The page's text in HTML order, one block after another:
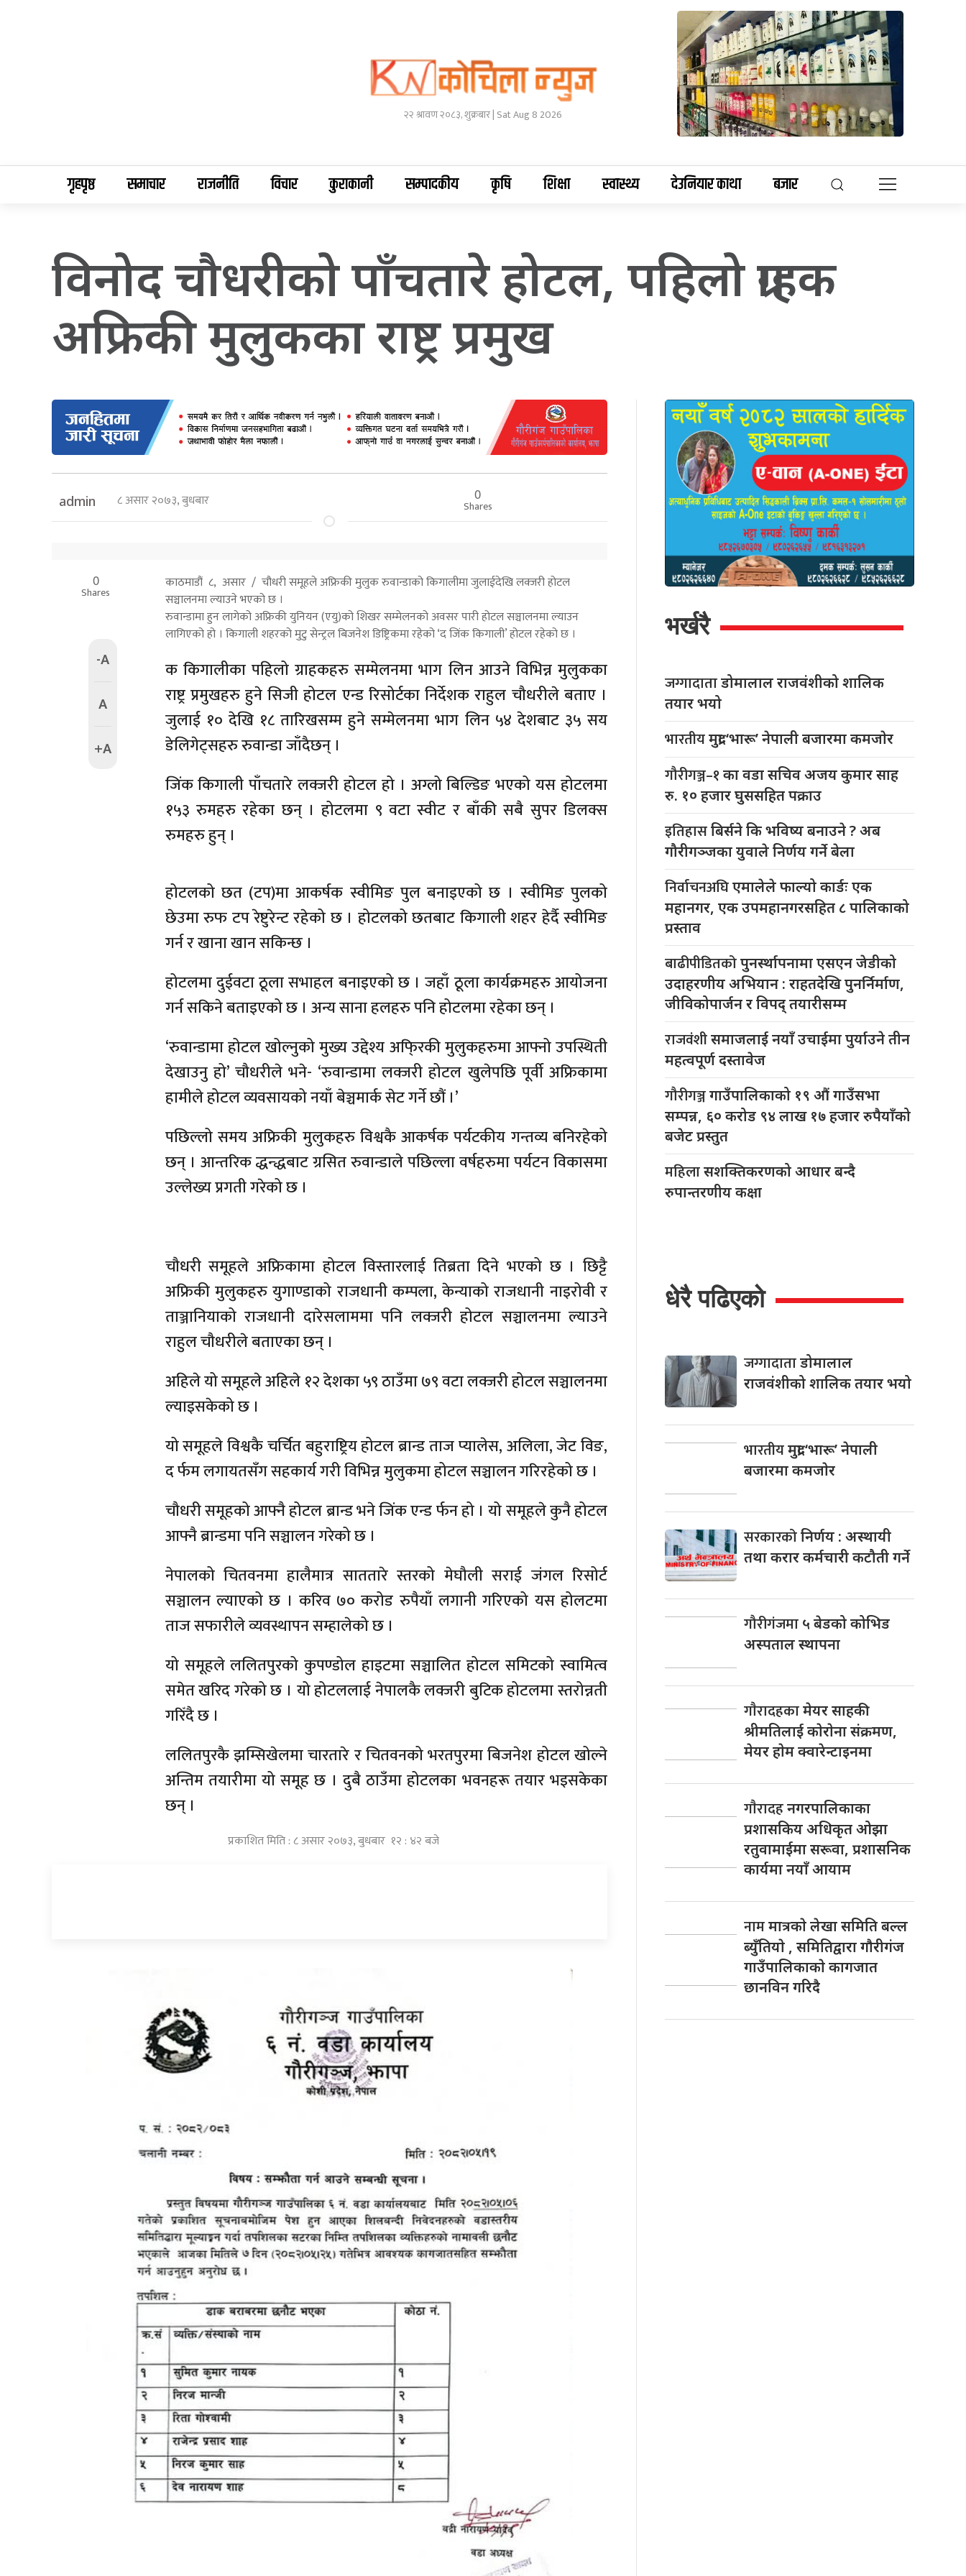
२२ श्रावण २०८३, शुक्रबार | Sat Aug 8 2026
गृहपृष्ठ समाचार राजनीति विचार कुराकानी सम्पादकीय कृषि शिक्षा स्वास्थ्य देउनियार काथा बजार
विनोद चौधरीको पाँचतारे होटल, पहिलो ग्राहक
अफ्रिकी मुलुकका राष्ट्र प्रमुख
admin ८ असार २०७३, बुधबार 0
Shares
0
Shares
-A
A
+A
काठमाडौं ८, असार / चौधरी समूहले अफ्रिकी मुलुक रुवान्डाको किगालीमा जुलाईदेखि लक्जरी होटल
सञ्चालनमा ल्याउने भएको छ ।
रुवान्डामा हुन लागेको अफ्रिकी युनियन (एयु)को शिखर सम्मेलनको अवसर पारी होटल सञ्चालनमा ल्याउन
लागिएको हो । किगाली शहरको मुटु सेन्ट्रल बिजनेश डिष्ट्रिकमा रहेको ‘द जिंक किगाली’ होटल रहेको छ ।
क किगालीका पहिलो ग्राहकहरु सम्मेलनमा भाग लिन आउने विभिन्न मुलुकका
राष्ट्र प्रमुखहरु हुने सिजी होटल एन्ड रिसोर्टका निर्देशक राहुल चौधरीले बताए ।
जुलाई १० देखि १८ तारिखसम्म हुने सम्मेलनमा भाग लिन ५४ देशबाट ३५ सय
डेलिगेट्सहरु रुवान्डा जाँदैछन् ।
जिंक किगाली पाँचतारे लक्जरी होटल हो । अग्लो बिल्डिङ भएको यस होटलमा
१५३ रुमहरु रहेका छन् । होटलमा ९ वटा स्वीट र बाँकी सबै सुपर डिलक्स
रुमहरु हुन् ।
होटलको छत (टप)मा आकर्षक स्वीमिङ पुल बनाइएको छ । स्वीमिङ पुलको
छेउमा रुफ टप रेष्टुरेन्ट रहेको छ । होटलको छतबाट किगाली शहर हेर्दै स्वीमिङ
गर्न र खाना खान सकिन्छ ।
होटलमा दुईवटा ठूला सभाहल बनाइएको छ । जहाँ ठूला कार्यक्रमहरु आयोजना
गर्न सकिने बताइएको छ । अन्य साना हलहरु पनि होटलमा रहेका छन् ।
‘रुवान्डामा होटल खोल्नुको मुख्य उद्देश्य अफि्रकी मुलुकहरुमा आफ्नो उपस्थिती
देखाउनु हो’ चौधरीले भने- ‘रुवान्डामा लक्जरी होटल खुलेपछि पूर्वी अफ्रिकामा
हामीले होटल व्यवसायको नयाँ बेञ्चमार्क सेट गर्ने छौं ।’
पछिल्लो समय अफ्रिकी मुलुकहरु विश्वकै आकर्षक पर्यटकीय गन्तव्य बनिरहेको
छन् । आन्तरिक द्धन्द्धबाट ग्रसित रुवान्डाले पछिल्ला वर्षहरुमा पर्यटन विकासमा
उल्लेख्य प्रगती गरेको छ ।
चौधरी समूहले अफ्रिकामा होटल विस्तारलाई तिब्रता दिने भएको छ । छिट्टै
अफ्रिकी मुलुकहरु युगाण्डाको राजधानी कम्पला, केन्याको राजधानी नाइरोवी र
ताञ्जानियाको राजधानी दारेसलाममा पनि लक्जरी होटल सञ्चालनमा ल्याउने
राहुल चौधरीले बताएका छन् ।
अहिले यो समूहले अहिले १२ देशका ५९ ठाउँमा ७९ वटा लक्जरी होटल सञ्चालनमा
ल्याइसकेको छ ।
यो समूहले विश्वकै चर्चित बहुराष्ट्रिय होटल ब्रान्ड ताज प्यालेस, अलिला, जेट विङ,
द र्फम लगायतसँग सहकार्य गरी विभिन्न मुलुकमा होटल सञ्चालन गरिरहेको छ ।
चौधरी समूहको आफ्नै होटल ब्रान्ड भने जिंक एन्ड र्फन हो । यो समूहले कुनै होटल
आफ्नै ब्रान्डमा पनि सञ्चालन गरेको छ ।
नेपालको चितवनमा हालैमात्र साततारे स्तरको मेघौली सराई जंगल रिसोर्ट
सञ्चालन ल्याएको छ । करिव ७० करोड रुपैयाँ लगानी गरिएको यस होलटमा
ताज सफारीले व्यवस्थापन सम्हालेको छ ।
यो समूहले ललितपुरको कुपण्डोल हाइटमा सञ्चालित होटल समिटको स्वामित्व
समेत खरिद गरेको छ । यो होटललाई नेपालकै लक्जरी बुटिक होटलमा स्तरोन्नती
गरिँदै छ ।
ललितपुरकै झम्सिखेलमा चारतारे र चितवनको भरतपुरमा बिजनेश होटल खोल्ने
अन्तिम तयारीमा यो समूह छ । दुबै ठाउँमा होटलका भवनहरू तयार भइसकेका
छन् ।
प्रकाशित मिति : ८ असार २०७३, बुधबार १२ : ४२ बजे
भर्खरै
जग्गादाताडोमालाल राजवंशीको शालिक
तयार भयो
भारतीयमुद्रा ‘भारू’ नेपाली बजारमा कमजाेर
गौरीगञ्ज–१का वडा सचिव अजय कुमार साह
रु. १० हजार घुससहित पक्राउ
इतिहासबिर्सने कि भविष्य बनाउने ? अब
गौरीगञ्जका युवाले निर्णय गर्ने बेला
निर्वाचनअघिएमालेले फाल्यो कार्डः एक
महानगर, एक उपमहानगरसहित ८ पालिकाको
प्रस्ताव
बाढीपीडितकोपुनर्स्थापनामा एसएन जेडीको
उदाहरणीय अभियान : राहतदेखि पुनर्निर्माण,
जीविकोपार्जन र विपद् तयारीसम्म
राजवंशीसमाजलाई नयाँ उचाईमा पुर्याउने तीन
महत्वपूर्ण दस्तावेज
गौरीगञ्जगाउँपालिकाको १९ औं गाउँसभा
सम्पन्न, ६० करोड ९४ लाख १७ हजार रुपैयाँको
बजेट प्रस्तुत
महिलासशक्तिकरणको आधार बन्दै
रुपान्तरणीय कक्षा
धेरै पढिएको
जग्गादाताडोमालाल
राजवंशीको शालिक तयार भयो
भारतीयमुद्रा ‘भारू’ नेपाली
बजारमा कमजाेर
सरकारकोनिर्णय : अस्थायी
तथा करार कर्मचारी कटौती गर्ने
गौरीगंजमा ५ बेडको कोभिड
अस्पताल स्थापना
गाैरादहकामेयर साहकी
श्रीमतिलाई काेराेना संक्रमण,
मेयर हाेम क्वारेन्टाइनमा
गाैरादहनगरपालिकाका
प्रशासकिय अधिकृत ओझा
रतुवामाईमा सरूवा, प्रशासनिक
कार्यमा नयाँ आयाम
नाममात्रकाे लेखा समिति बल्ल
ब्युँतियाे , समितिद्वारा गाैरीगंज
गाउँपालिकाकाे कागजात
छानविन गरिदै